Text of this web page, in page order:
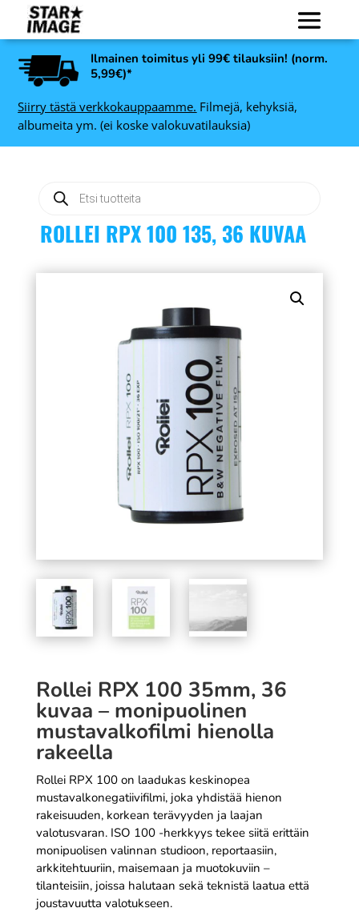
Ilmainen toimitus yli 99€ tilauksiin! (norm.
5,99€)*
Siirry tästä verkkokauppaamme. Filmejä, kehyksiä,
albumeita ym. (ei koske valokuvatilauksia)
search
ROLLEI RPX 100 135, 36 KUVAA
Rollei RPX 100 35mm, 36
kuvaa – monipuolinen
mustavalkofilmi hienolla
rakeella
Rollei RPX 100 on laadukas keskinopea
mustavalkonegatiivifilmi, joka yhdistää hienon
rakeisuuden, korkean terävyyden ja laajan
valotusvaran. ISO 100 -herkkyys tekee siitä erittäin
monipuolisen valinnan studioon, reportaasiin,
arkkitehtuuriin, maisemaan ja muotokuviin –
tilanteisiin, joissa halutaan sekä teknistä laatua että
joustavuutta valotukseen.
ADOX D-76 ECO
jauhekehite 5000 ml
19,90€